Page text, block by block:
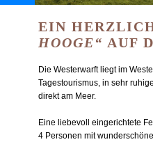
EIN
HOOGE“ AUF
Die Westerwarft liegt im
Tagestourismus, in sehr
direkt am Meer.
Eine liebevoll eingerichtete
4 Personen mit